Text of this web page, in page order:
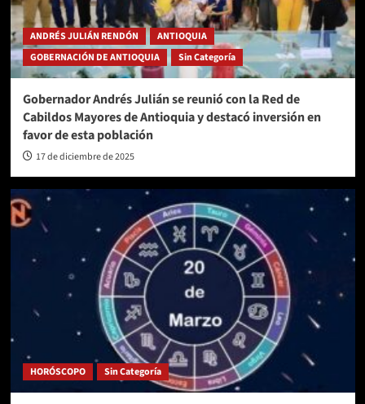
ANDRÉS JULIÁN RENDÓN
ANTIOQUIA
GOBERNACIÓN DE ANTIOQUIA
Sin Categoría
Gobernador Andrés Julián se reunió con la Red de
Cabildos Mayores de Antioquia y destacó inversión en
favor de esta población
17 de diciembre de 2025
HORÓSCOPO Sin Categoría